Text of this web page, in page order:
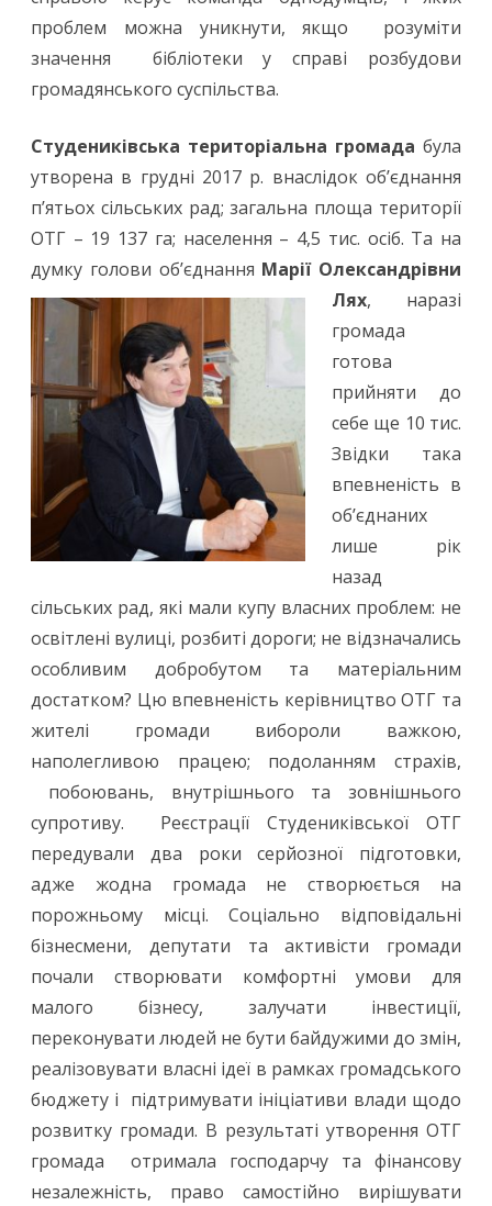
проблем можна уникнути, якщо розуміти
значення бібліотеки у справі розбудови
громадянського суспільства.
Студениківська територіальна громада була
утворена в грудні 2017 р. внаслідок об’єднання
п’ятьох сільських рад; загальна площа території
ОТГ – 19 137 га; населення – 4,5 тис. осіб. Та на
думку голови об’єднання Марії Олександрівни
Лях, наразі
громада
готова
прийняти до
себе ще 10 тис.
Звідки така
впевненість в
об’єднаних
лише рік
назад
сільських рад, які мали купу власних проблем: не
освітлені вулиці, розбиті дороги; не відзначались
особливим добробутом та матеріальним
достатком? Цю впевненість керівництво ОТГ та
жителі громади вибороли важкою,
наполегливою працею; подоланням страхів,
побоювань, внутрішнього та зовнішнього
супротиву. Реєстрації Студениківської ОТГ
передували два роки серйозної підготовки,
адже жодна громада не створюється на
порожньому місці. Соціально відповідальні
бізнесмени, депутати та активісти громади
почали створювати комфортні умови для
малого бізнесу, залучати інвестиції,
переконувати людей не бути байдужими до змін,
реалізовувати власні ідеї в рамках громадського
бюджету і підтримувати ініціативи влади щодо
розвитку громади. В результаті утворення ОТГ
громада отримала господарчу та фінансову
незалежність, право самостійно вирішувати